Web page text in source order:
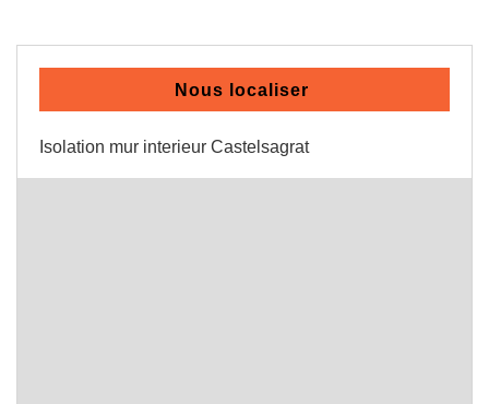
Nous localiser
Isolation mur interieur Castelsagrat